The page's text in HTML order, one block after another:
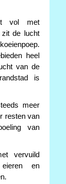
vol met
zit de lucht
heel
van de
is
meer
resten van
van
vervuild
en